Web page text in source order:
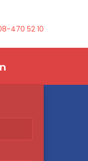
470 52 10